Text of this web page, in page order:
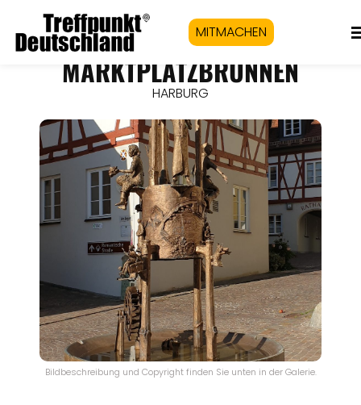
MITMACHEN
MARKTPLATZBRUNNEN
HARBURG
Bildbeschreibung und Copyright finden Sie unten in der Galerie.